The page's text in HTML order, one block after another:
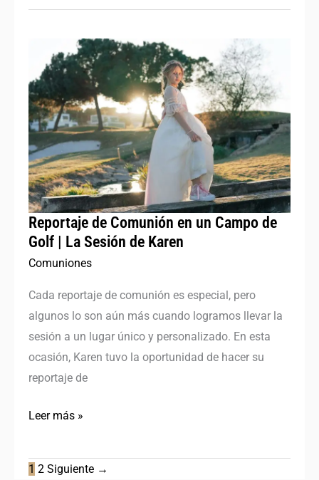
Reportaje de Comunión en un Campo de
Golf | La Sesión de Karen
Comuniones
Cada reportaje de comunión es especial, pero
algunos lo son aún más cuando logramos llevar la
sesión a un lugar único y personalizado. En esta
ocasión, Karen tuvo la oportunidad de hacer su
reportaje de
Reportaje
Comunión
en
un
Campo
de
Golf
|
La
Karen
Leer más »
1 2 Siguiente →